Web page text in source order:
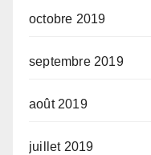
octobre 2019
septembre 2019
août 2019
juillet 2019